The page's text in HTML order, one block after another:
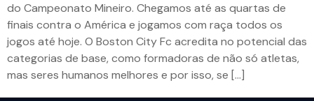
do Campeonato Mineiro. Chegamos até as quartas de
finais contra o América e jogamos com raça todos os
jogos até hoje. O Boston City Fc acredita no potencial das
categorias de base, como formadoras de não só atletas,
mas seres humanos melhores e por isso, se […]